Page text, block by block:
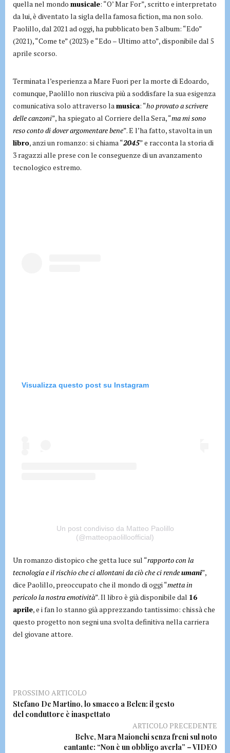
quella nel mondo musicale: “O’ Mar For”, scritto e interpretato
da lui, è diventato la sigla della famosa fiction, ma non solo.
Paolillo, dal 2021 ad oggi, ha pubblicato ben 3 album: “Edo”
(2021), “Come te” (2023) e “Edo – Ultimo atto”, disponibile dal 5
aprile scorso.
Terminata l’esperienza a Mare Fuori per la morte di Edoardo,
comunque, Paolillo non riusciva più a soddisfare la sua esigenza
comunicativa solo attraverso la musica: “ho provato a scrivere
delle canzoni”, ha spiegato al Corriere della Sera, “ma mi sono
reso conto di dover argomentare bene”. E l’ha fatto, stavolta in un
libro, anzi un romanzo: si chiama “2045” e racconta la storia di
3 ragazzi alle prese con le conseguenze di un avanzamento
tecnologico estremo.
Visualizza questo post su Instagram
Un post condiviso da Matteo Paolillo
(@matteopaolilloofficial)
Un romanzo distopico che getta luce sul “rapporto con la
tecnologia e il rischio che ci allontani da ciò che ci rendeumani”,
dice Paolillo, preoccupato che il mondo di oggi “metta in
pericolo la nostra emotività”. Il libro è già disponibile dal 16
aprile, e i fan lo stanno già apprezzando tantissimo: chissà che
questo progetto non segni una svolta definitiva nella carriera
del giovane attore.
PROSSIMO ARTICOLO
Stefano De Martino, lo smacco a Belen: il gesto
del conduttore è inaspettato
ARTICOLO PRECEDENTE
Belve, Mara Maionchi senza freni sul noto
cantante: “Non è un obbligo averla” – VIDEO